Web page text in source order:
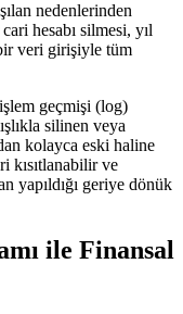
nedenlerinden
hesabı silmesi, yıl
veri girişiyle tüm
geçmişi (log)
silinen veya
kolayca eski haline
kısıtlanabilir ve
yapıldığı geriye dönük
ile Finansal